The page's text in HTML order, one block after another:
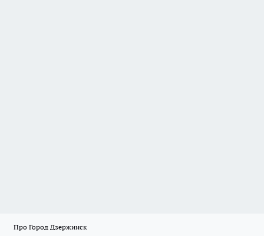
Про Город Дзержинск